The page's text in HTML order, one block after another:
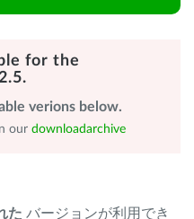
for the
verions below.
our downloadarchive
た バージョンが利用でき